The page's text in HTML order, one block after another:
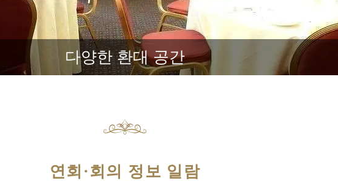
다양한 환대 공간
연회·회의 정보 일람